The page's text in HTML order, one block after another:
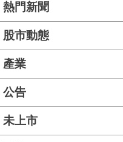
熱門新聞
股市動態
產業
公告
未上市